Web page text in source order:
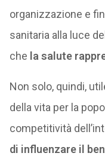
organizzazione e
sanitaria alla luce
che la salute
Non solo, quindi,
della vita per la
competitività
di influenzare il